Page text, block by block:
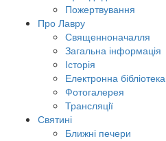
Пожертвування
Про Лавру
Священноначалля
Загальна інформація
Історія
Електронна бібліотека
Фотогалерея
Трансляцiї
Святині
Ближні печери